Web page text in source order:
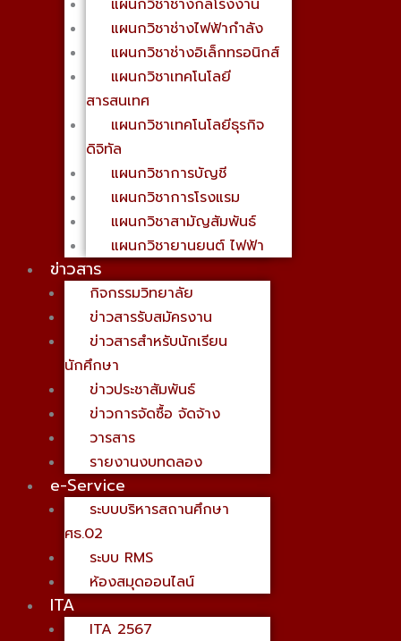
แผนกวิชาช่างไฟฟ้ากำลัง
แผนกวิชาช่างอิเล็กทรอนิกส์
แผนกวิชาเทคโนโลยี
สารสนเทศ
แผนกวิชาเทคโนโลยีธุรกิจ
ดิจิทัล
แผนกวิชาการบัญชี
แผนกวิชาการโรงแรม
แผนกวิชาสามัญสัมพันธ์
แผนกวิชายานยนต์ ไฟฟ้า
ข่าวสาร
กิจกรรมวิทยาลัย
ข่าวสารรับสมัครงาน
ข่าวสารสำหรับนักเรียน
นักศึกษา
ข่าวประชาสัมพันธ์
ข่าวการจัดซื้อ จัดจ้าง
วารสาร
รายงานงบทดลอง
e-Service
ระบบบริหารสถานศึกษา
ศธ.02
ระบบ RMS
ห้องสมุดออนไลน์
ITA
ITA 2567